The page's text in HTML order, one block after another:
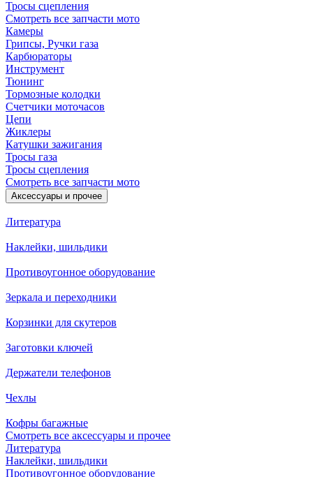
Тросы сцепления
Смотреть все запчасти мото
Камеры
Грипсы, Ручки газа
Карбюраторы
Инструмент
Тюнинг
Тормозные колодки
Счетчики моточасов
Цепи
Жиклеры
Катушки зажигания
Тросы газа
Тросы сцепления
Смотреть все запчасти мото
Аксессуары и прочее
Литература
Наклейки, шильдики
Противоугонное оборудование
Зеркала и переходники
Корзинки для скутеров
Заготовки ключей
Держатели телефонов
Чехлы
Кофры багажные
Смотреть все аксессуары и прочее
Литература
Наклейки, шильдики
Противоугонное оборудование